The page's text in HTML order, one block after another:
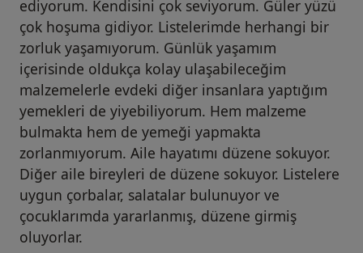
ediyorum. Kendisini çok seviyorum. Güler yüzü
çok hoşuma gidiyor. Listelerimde herhangi bir
zorluk yaşamıyorum. Günlük yaşamım
içerisinde oldukça kolay ulaşabileceğim
malzemelerle evdeki diğer insanlara yaptığım
yemekleri de yiyebiliyorum. Hem malzeme
bulmakta hem de yemeği yapmakta
zorlanmıyorum. Aile hayatımı düzene sokuyor.
Diğer aile bireyleri de düzene sokuyor. Listelere
uygun çorbalar, salatalar bulunuyor ve
çocuklarımda yararlanmış, düzene girmiş
oluyorlar.